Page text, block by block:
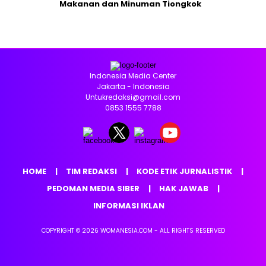
Makanan dan Minuman Tiongkok
Indonesia Media Center
Jakarta - Indonesia
Untukredaksi@gmail.com
0853 1555 7788
HOME TIM REDAKSI
KODE ETIK JURNALISTIK
PEDOMAN MEDIA SIBER
HAK JAWAB
INFORMASI IKLAN
COPYRIGHT © 2026 WOMANESIA.COM - ALL RIGHTS RESERVED